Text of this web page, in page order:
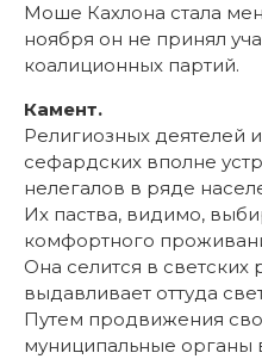
Моше Кахлона стала
ноября он не принял
коалиционных партий.
Камент.
Религиозных деятелей
сефардских вполне
нелегалов в ряде
Их паства, видимо,
комфортного
Она селится в светских
выдавливает оттуда
Путем продвижения
муниципальные органы